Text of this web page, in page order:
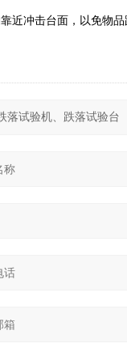
近冲击台面，以免物